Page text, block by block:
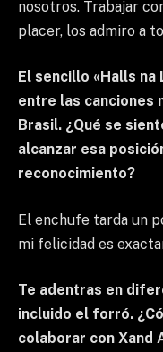
nosotros. Trabajar
placer, los admiro a
El sencillo «Halls
entre las canciones
Brasil. ¿Qué se
alcanzar esa
reconocimiento?
El enchufe tarda un
mi felicidad es
Te adentras en
incluido el forró.
colaborar con Xand